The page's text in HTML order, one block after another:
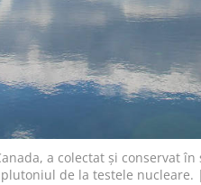
a colectat și conservat
de la testele nucleare. |